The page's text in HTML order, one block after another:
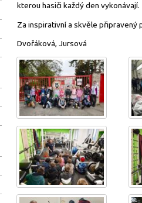
kterou hasiči každý den vykonávají.
Za inspirativní a skvěle připravený
Dvořáková, Jursová